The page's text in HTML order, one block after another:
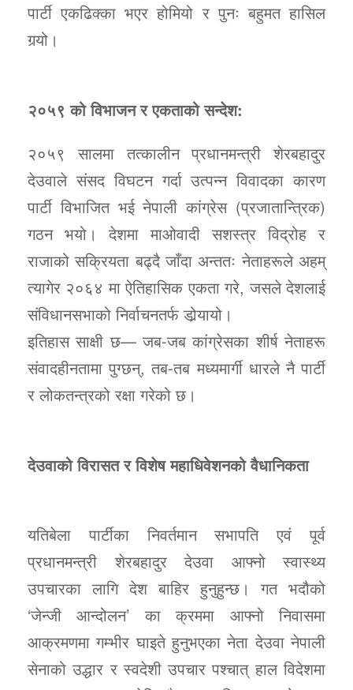
पार्टी एकढिक्का भएर होमियो र पुनः बहुमत हासिल
गर्‍यो।
२०५९ को विभाजन र एकताको सन्देश:
२०५९ सालमा तत्कालीन प्रधानमन्त्री शेरबहादुर
देउवाले संसद विघटन गर्दा उत्पन्न विवादका कारण
पार्टी विभाजित भई नेपाली कांग्रेस (प्रजातान्त्रिक)
गठन भयो। देशमा माओवादी सशस्‍त्र विद्रोह र
राजाको सक्रियता बढ्दै जाँदा अन्ततः नेताहरूले अहम्
त्यागेर २०६४ मा ऐतिहासिक एकता गरे, जसले देशलाई
संविधानसभाको निर्वाचनतर्फ डोर्‍यायो।
इतिहास साक्षी छ— जब-जब कांग्रेसका शीर्ष नेताहरू
संवादहीनतामा पुग्छन्, तब-तब मध्यमार्गी धारले नै पार्टी
र लोकतन्त्रको रक्षा गरेको छ।
देउवाको विरासत र विशेष महाधिवेशनको वैधानिकता
यतिबेला पार्टीका निवर्तमान सभापति एवं पूर्व
प्रधानमन्त्री शेरबहादुर देउवा आफ्नो स्वास्थ्य
उपचारका लागि देश बाहिर हुनुहुन्छ। गत भदौको
‘जेन्जी आन्दोलन’ का क्रममा आफ्नो निवासमा
आक्रमणमा गम्भीर घाइते हुनुभएका नेता देउवा नेपाली
सेनाको उद्धार र स्वदेशी उपचार पश्चात् हाल विदेशमा